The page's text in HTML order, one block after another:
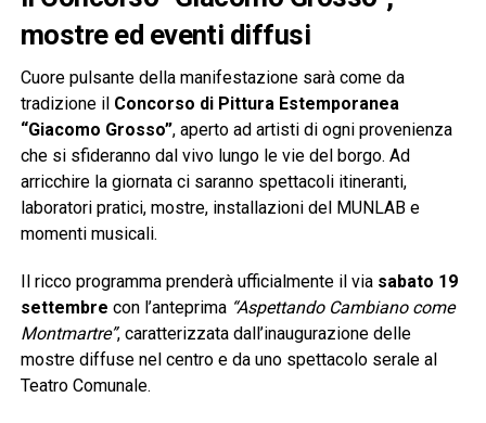
mostre ed eventi diffusi
Cuore pulsante della manifestazione sarà come da
tradizione il Concorso di Pittura Estemporanea
“Giacomo Grosso”, aperto ad artisti di ogni provenienza
che si sfideranno dal vivo lungo le vie del borgo. Ad
arricchire la giornata ci saranno spettacoli itineranti,
laboratori pratici, mostre, installazioni del MUNLAB e
momenti musicali.
Il ricco programma prenderà ufficialmente il via sabato 19
settembre con l’anteprima “Aspettando Cambiano come
Montmartre”, caratterizzata dall’inaugurazione delle
mostre diffuse nel centro e da uno spettacolo serale al
Teatro Comunale.